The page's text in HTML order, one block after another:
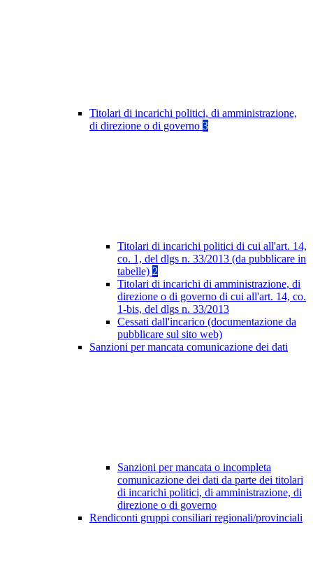
Titolari di incarichi politici, di amministrazione,
di direzione o di governo 3
Titolari di incarichi politici di cui all'art. 14,
co. 1, del dlgs n. 33/2013 (da pubblicare in
tabelle) 2
Titolari di incarichi di amministrazione, di
direzione o di governo di cui all'art. 14, co.
1-bis, del dlgs n. 33/2013
Cessati dall'incarico (documentazione da
pubblicare sul sito web)
Sanzioni per mancata comunicazione dei dati
Sanzioni per mancata o incompleta
comunicazione dei dati da parte dei titolari
di incarichi politici, di amministrazione, di
direzione o di governo
Rendiconti gruppi consiliari regionali/provinciali